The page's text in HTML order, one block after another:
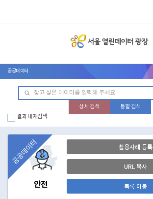
공공데이터
상세 검색
통합 검색
결과 내 재검색
안전
공공데이터 활용사례 등록
URL 복사
목록 이동